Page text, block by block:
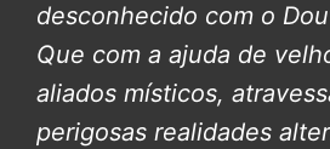
desconhecido com o
Que com a ajuda de
aliados místicos,
perigosas realidades